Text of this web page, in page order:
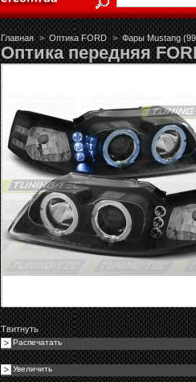
Главная > Оптика FORD > Фары Mustang
Оптика передняя
Твитнуть
Распечатать
Увеличить